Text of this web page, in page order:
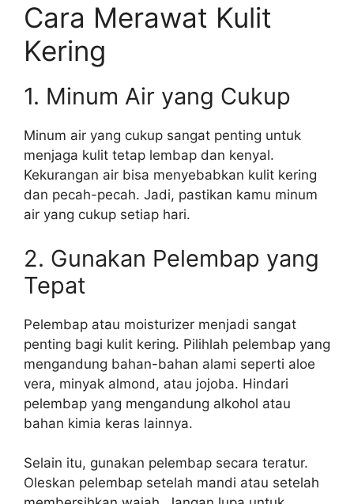
Cara Merawat Kulit
Kering
1. Minum Air yang Cukup
Minum air yang cukup sangat penting untuk
menjaga kulit tetap lembap dan kenyal.
Kekurangan air bisa menyebabkan kulit kering
dan pecah-pecah. Jadi, pastikan kamu minum
air yang cukup setiap hari.
2. Gunakan Pelembap yang
Tepat
Pelembap atau moisturizer menjadi sangat
penting bagi kulit kering. Pilihlah pelembap yang
mengandung bahan-bahan alami seperti aloe
vera, minyak almond, atau jojoba. Hindari
pelembap yang mengandung alkohol atau
bahan kimia keras lainnya.
Selain itu, gunakan pelembap secara teratur.
Oleskan pelembap setelah mandi atau setelah